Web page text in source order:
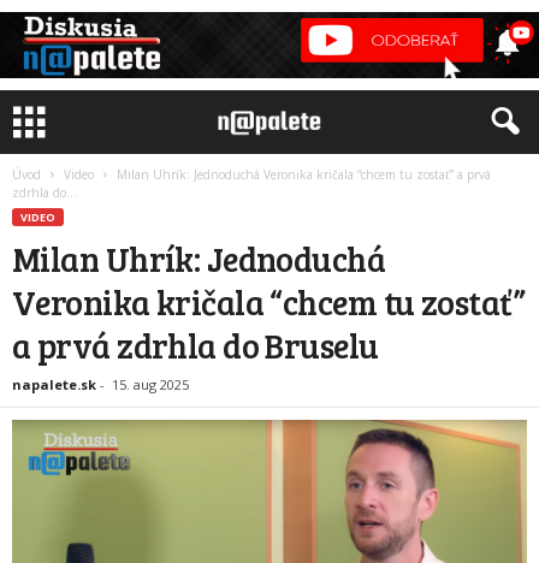
Úvod Video
Milan Uhrík: Jednoduchá Veronika kričala “chcem tu zostať” a prvá
zdrhla do...
VIDEO
Milan Uhrík: Jednoduchá
Veronika kričala “chcem tu zostať”
a prvá zdrhla do Bruselu
napalete.sk - 15. aug 2025